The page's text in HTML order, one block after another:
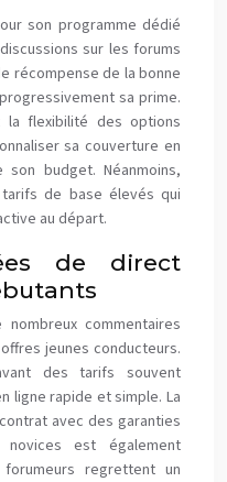
son programme dédié
sur les forums
récompense de la bonne
sa prime.
la flexibilité des options
sa couverture en
budget. Néanmoins,
de base élevés qui
au départ.
de direct
commentaires
jeunes conducteurs.
des tarifs souvent
ligne rapide et simple. La
avec des garanties
est également
regrettent un